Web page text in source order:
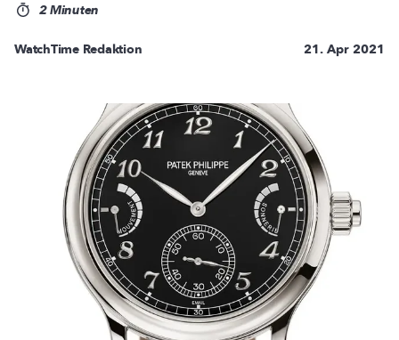
2 Minuten
WatchTime Redaktion 21. Apr 2021